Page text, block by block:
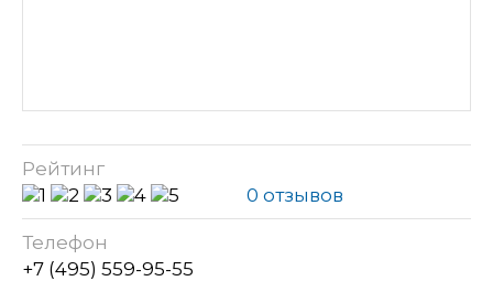
Рейтинг
0 отзывов
Телефон
+7 (495) 559-95-55